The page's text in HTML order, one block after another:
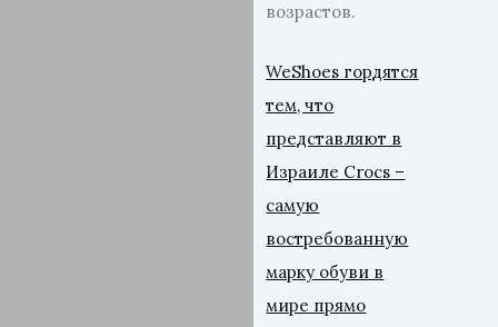
возрастов.
WeShoes гордятся
тем, что
представляют в
Израиле Crocs –
самую
востребованную
марку обуви в
мире прямо